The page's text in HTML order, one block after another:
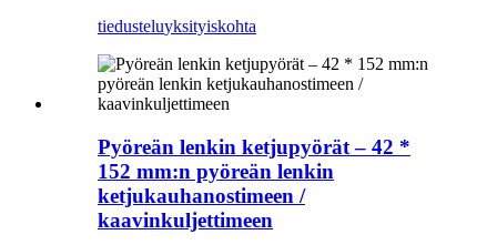
tiedusteluyksityiskohta
Pyöreän lenkin ketjupyörät – 42 *
152 mm:n pyöreän lenkin
ketjukauhanostimeen /
kaavinkuljettimeen